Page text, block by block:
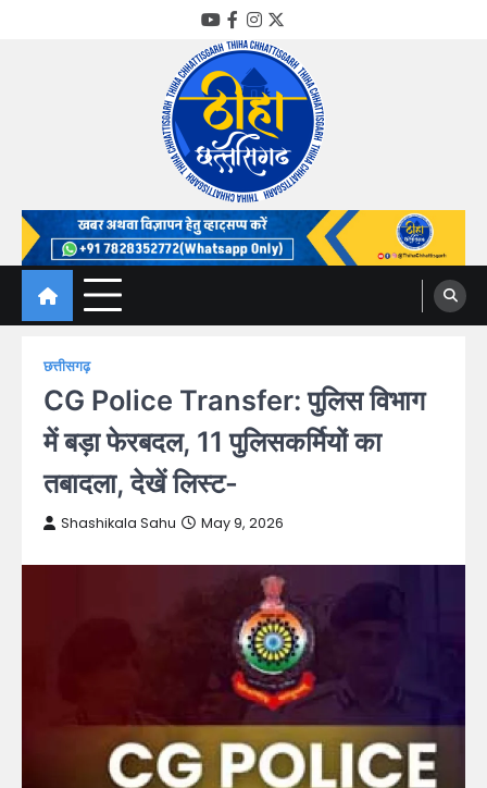
YouTube
Facebook
Instagram
Twitter
Thiha Chhattisgarh
गोठ जन-जन के
छत्तीसगढ़
CG Police Transfer: पुलिस विभाग
में बड़ा फेरबदल, 11 पुलिसकर्मियों का
तबादला, देखें लिस्ट-
Shashikala Sahu May 9, 2026